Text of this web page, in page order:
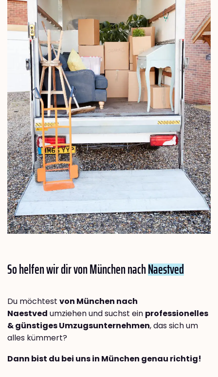
So helfen wir dir von München nachNaestved
Du möchtest von München nach
Naestved umziehen und suchst ein professionelles
& günstiges Umzugsunternehmen, das sich um
alles kümmert?
Dann bist du bei uns in München genau richtig!